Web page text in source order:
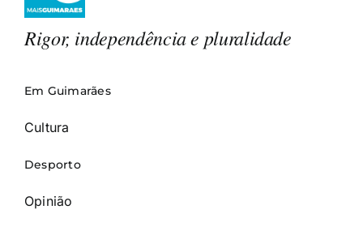
Rigor, independência e pluralidade
Em Guimarães
Cultura
Desporto
Opinião